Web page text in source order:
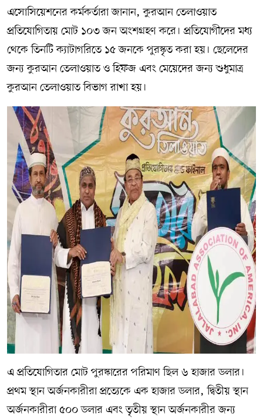
এসোসিয়েশনের কর্মকর্তারা জানান, কুরআন তেলাওয়াত
প্রতিযোগিতায় মোট ১০৩ জন অংশগ্রহণ করে। প্রতিযোগীদের মধ্য
থেকে তিনটি ক্যাটাগরিতে ১৫ জনকে পুরস্কৃত করা হয়। ছেলেদের
জন্য কুরআন তেলাওয়াত ও হিফজ এবং মেয়েদের জন্য শুধুমাত্র
কুরআন তেলাওয়াত বিভাগ রাখা হয়।
এ প্রতিযোগিতার মোট পুরস্কারের পরিমাণ ছিল ৬ হাজার ডলার।
প্রথম স্থান অর্জনকারীরা প্রত্যেকে এক হাজার ডলার, দ্বিতীয় স্থান
অর্জনকারীরা ৫০০ ডলার এবং তৃতীয় স্থান অর্জনকারীর জন্য